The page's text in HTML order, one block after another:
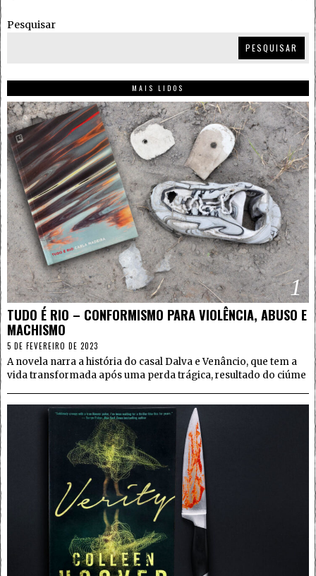
Pesquisar
PESQUISAR
MAIS LIDOS
1
TUDO É RIO – CONFORMISMO PARA VIOLÊNCIA, ABUSO E
MACHISMO
5 DE FEVEREIRO DE 2023
A novela narra a história do casal Dalva e Venâncio, que tem a
vida transformada após uma perda trágica, resultado do ciúme